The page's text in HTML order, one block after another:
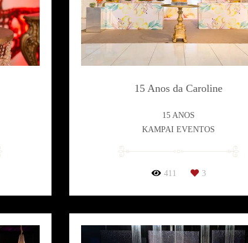
15 Anos da Caroline
15 ANOS
KAMPAI EVENTOS
411 3